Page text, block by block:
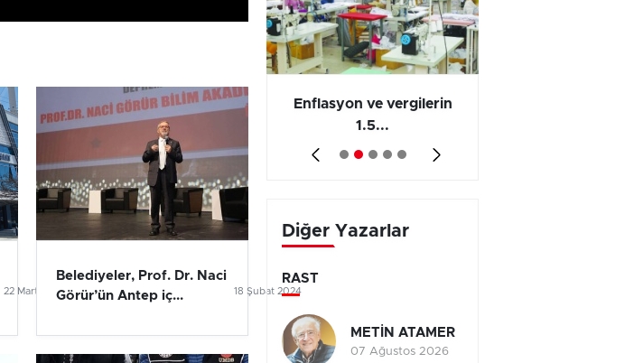
22 Mart 2024
Belediyeler, Prof. Dr. Naci
Görür’ün Antep iç...
18 Şubat 2024
En ucuz sigara 120 TL, en
pa...
Enflasyon ve vergilerin
1.5...
Diğer Yazarlar
RAST
METİN ATAMER
07 Ağustos 2026